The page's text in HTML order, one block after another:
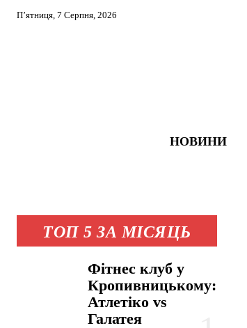
П’ятниця, 7 Серпня, 2026
НОВИНИ
ТОП 5 ЗА МІСЯЦЬ
Фітнес клуб у
Кропивницькому:
Атлетіко vs
Галатея